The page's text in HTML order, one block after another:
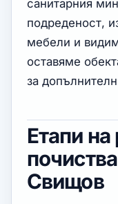
санитарния
подреденост,
мебели и
оставяме
за
Етапи
Свищов